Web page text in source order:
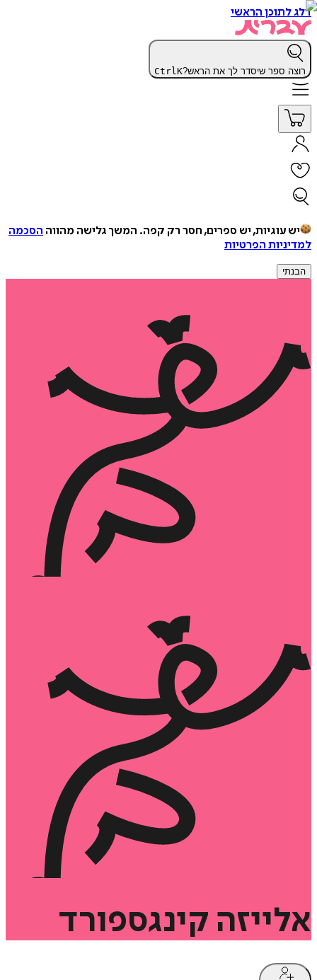
דלג לתוכן הראשי
רוצה ספר שיסדר לך את הראש? CtrlK
יש עוגיות, יש ספרים, חסר רק קפה. המשך גלישה מהווה הסכמה
למדיניות הפרטיות
הבנתי
אלייזה קינגספורד